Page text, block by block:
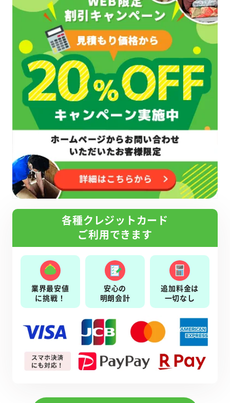
各種クレジットカード
ご利用できます
業界最安値
に挑戦！
安心の
明朗会計
追加料金は
一切なし